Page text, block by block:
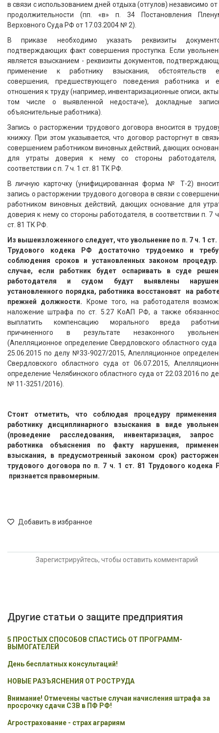
в связи с использованием дней отдыха (отгулов) независимо от
продолжительности (пп. «в» п. 34 Постановления
Верховного Суда РФ от 17.03.2004 № 2).
В приказе необходимо указать реквизиты
подтверждающих факт совершения проступка. Если
является взысканием - реквизиты документов,
применение к работнику взыскания, обстоятельств
совершения, предшествующего поведения работника и
отношения к труду (например, инвентаризационные описи,
том числе о выявленной недостаче), докладные
объяснительные работника).
Запись о расторжении трудового договора вносится в
книжку. При этом указывается, что договор расторгнут в
совершением работником виновных действий, дающих
для утраты доверия к нему со стороны
соответствии с п. 7 ч. 1 ст. 81 ТК РФ.
В личную карточку (унифицированная форма № Т-2)
запись о расторжении трудового договора в связи с
работником виновных действий, дающих основание для
доверия к нему со стороны работодателя, в соответствии п. 7
ст. 81 ТК РФ.
Из вышеизложенного следует, что увольнение по п. 7 ч. 1 ст.
Трудового кодека РФ достаточно трудоемко и
соблюдения сроков и установленных законом
случае, если работник будет оспаривать в суде
работодателя и судом будут выявлены
установленного порядка, работника восстановят на
прежней должности. Кроме того, на работодателя
наложение штрафа по ст. 5.27 КоАП РФ, а также
выплатить компенсацию морального вреда
причиненного в результате незаконного
(Апелляционное определение Свердловского областного суда
25.06.2015 по делу №33-9027/2015, Апелляционное
Свердловского областного суда от 06.07.2015,
определение Челябинского областного суда от 22.03.2016 по
№ 11-3251/2016).
Стоит отметить, что соблюдая процедуру
работнику дисциплинарного взыскания в виде
(проведение расследования, инвентаризация,
работника объяснения по факту нарушения,
взыскания, в предусмотренный законом срок)
трудового договора по п. 7 ч. 1 ст. 81 Трудового кодека
признается правомерным.
Добавить в избранное
Зарегистрируйтесь, чтобы оставить комментарий
Другие статьи о защите предприятия
5 ПРОСТЫХ СПОСОБОВ СПАСТИСЬ ОТ ПРОГРАММ-
ВЫМОГАТЕЛЕЙ
День бесплатных консультаций!
НОВЫЕ РАЗЪЯСНЕНИЯ ОТ РОСТРУДА
Внимание! Отмечены частые случаи начисления штрафа за
просрочку сдачи СЗВ в ПФ РФ!
Агрострахование - страх аграриям